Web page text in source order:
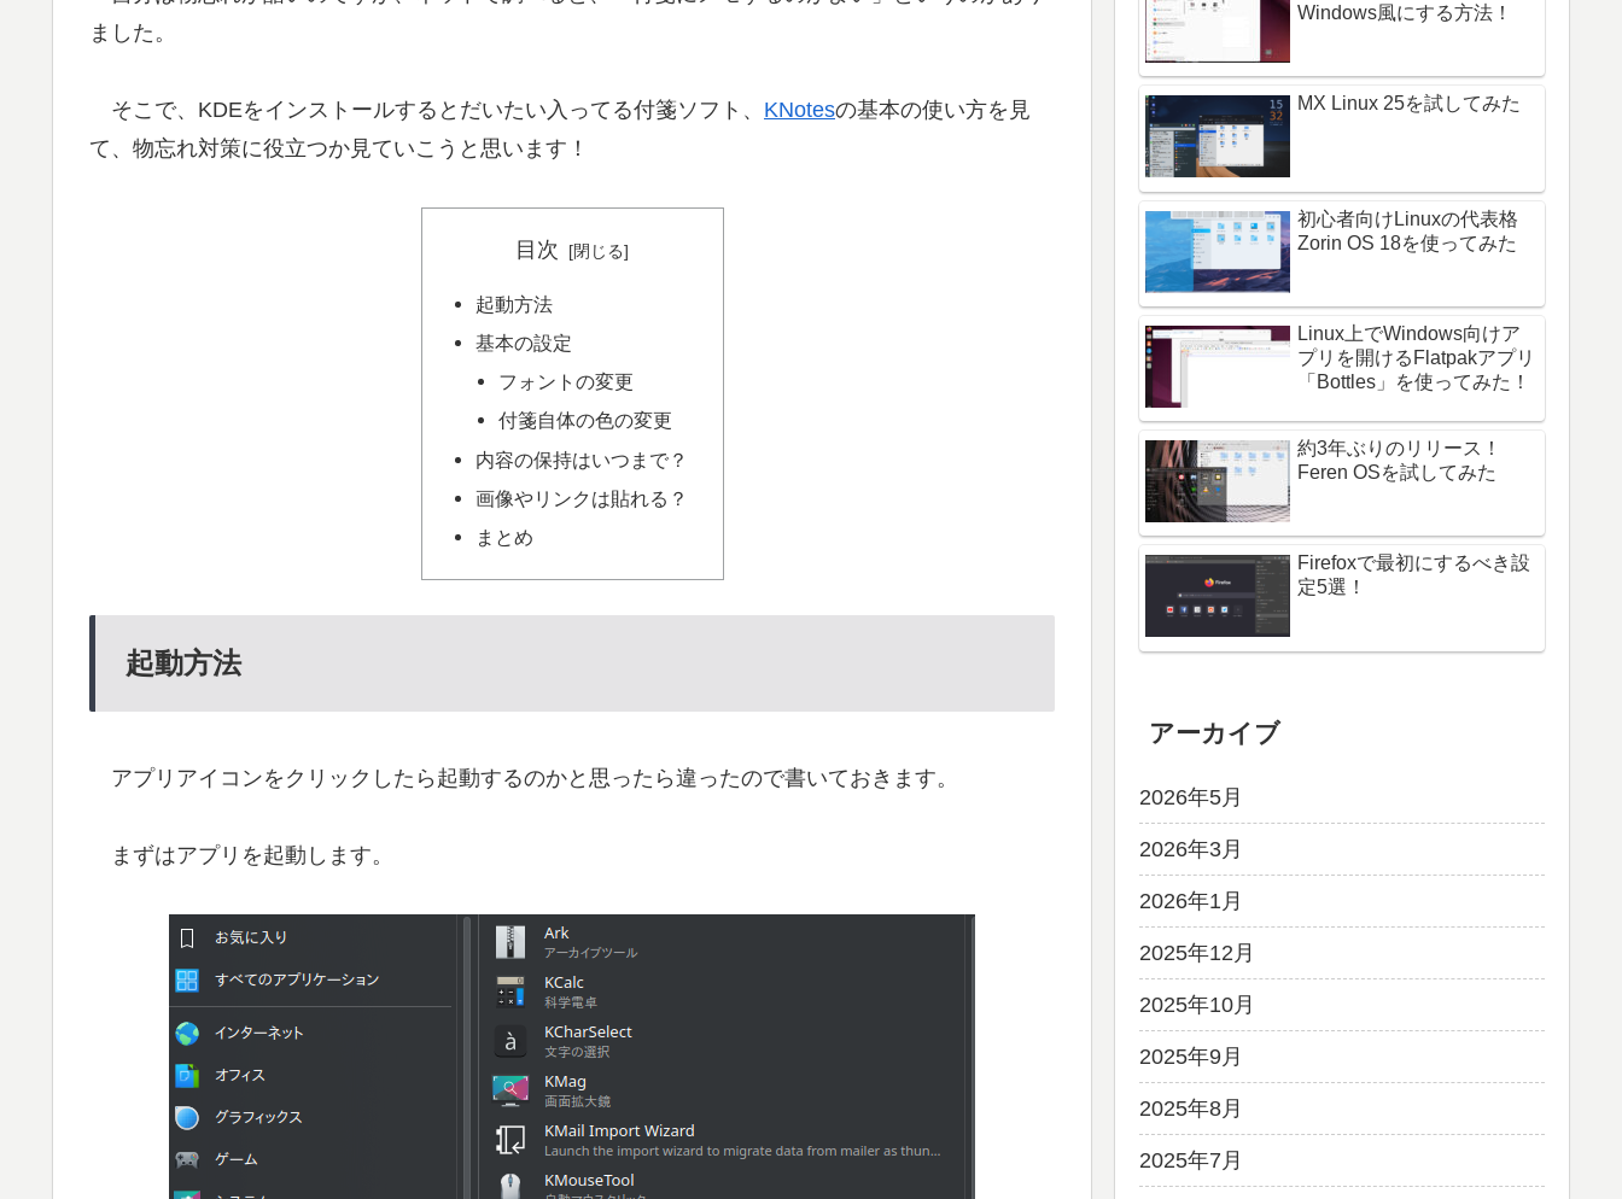
ました。
そこで、KDEをインストールするとだいたい入ってる付箋ソフト、 KNotesの基本の使い方を見
て、物忘れ対策に役立つか見ていこうと思います！
目次
起動方法
基本の設定
フォントの変更
付箋自体の色の変更
内容の保持はいつまで？
画像やリンクは貼れる？
まとめ
起動方法
アプリアイコンをクリックしたら起動するのかと思ったら違ったので書いておきます。
まずはアプリを起動します。
Windows風にする方法！
MX Linux 25を試してみた
初心者向けLinuxの代表格
Zorin OS 18を使ってみた
Linux上でWindows向けア
プリを開けるFlatpakアプリ
「Bottles」を使ってみた！
約3年ぶりのリリース！
Feren OSを試してみた
Firefoxで最初にするべき設
定5選！
アーカイブ
2026年5月
2026年3月
2026年1月
2025年12月
2025年10月
2025年9月
2025年8月
2025年7月